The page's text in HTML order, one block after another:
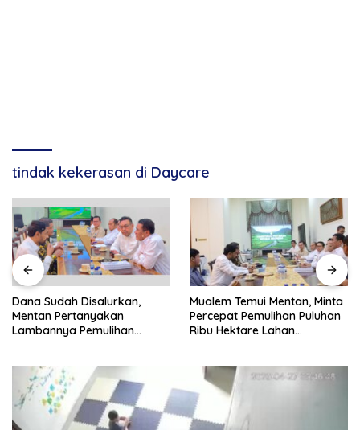
tindak kekerasan di Daycare
Dana Sudah Disalurkan,
Mentan Pertanyakan
Lambannya Pemulihan
Mualem Temui Mentan, Minta
Percepat Pemulihan Puluhan
Ribu Hektare Lahan